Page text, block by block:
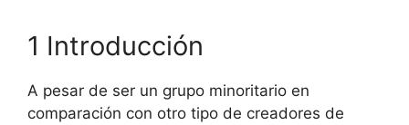
1 Introducción
A pesar de ser un grupo minoritario en
comparación con otro tipo de creadores de